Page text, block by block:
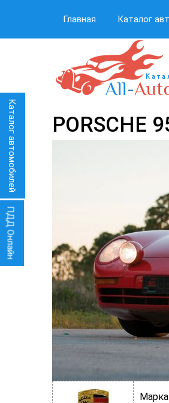
Главная Каталог
PORSCHE
Каталог автомобилей
ПДД Онлайн